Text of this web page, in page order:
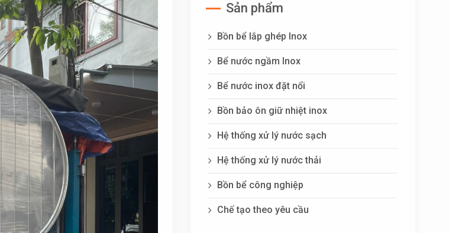
Sản phẩm
Bồn bể lắp ghép Inox
Bể nước ngầm Inox
Bể nước inox đặt nổi
Bồn bảo ôn giữ nhiệt inox
Hệ thống xử lý nước sạch
Hệ thống xử lý nước thải
Bồn bể công nghiệp
Chế tạo theo yêu cầu